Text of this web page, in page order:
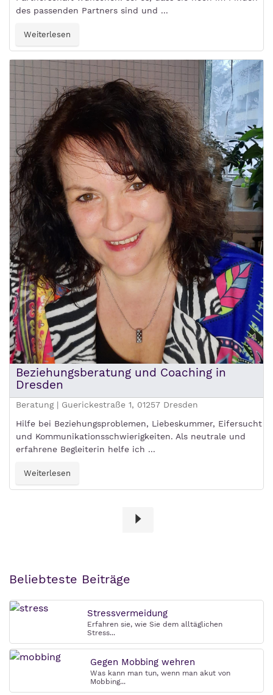
des passenden Partners sind und ...
Weiterlesen
Beziehungsberatung und Coaching in
Dresden
Beratung | Guerickestraße 1, 01257 Dresden
Hilfe bei Beziehungsproblemen, Liebeskummer, Eifersucht
und Kommunikationsschwierigkeiten. Als neutrale und
erfahrene Begleiterin helfe ich ...
Weiterlesen
Beliebteste Beiträge
Stressvermeidung
Erfahren sie, wie Sie dem alltäglichen
Stress...
Gegen Mobbing wehren
Was kann man tun, wenn man akut von
Mobbing...